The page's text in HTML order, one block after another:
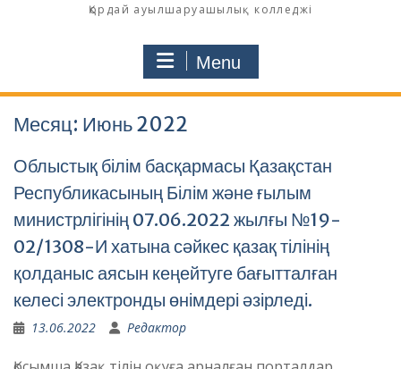
Қордай ауылшаруашылық колледжі
Menu
Месяц: Июнь 2022
Облыстық білім басқармасы Қазақстан
Республикасының Білім және ғылым
министрлігінің 07.06.2022 жылғы №19-
02/1308-И хатына сәйкес қазақ тілінің
қолданыс аясын кеңейтуге бағытталған
келесі электронды өнімдері әзірледі.
13.06.2022 Редактор